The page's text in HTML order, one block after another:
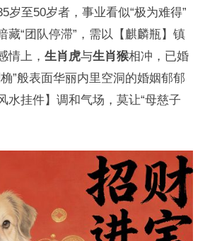
岁至50岁者，事业看似“极为难得”
藏“团队停滞”，需以【麒麟瓶】镇
情上， 生肖虎与生肖猴相冲，已婚
”般表面华丽内里空洞的婚姻郁郁
水挂件】调和气场，莫让“母慈子